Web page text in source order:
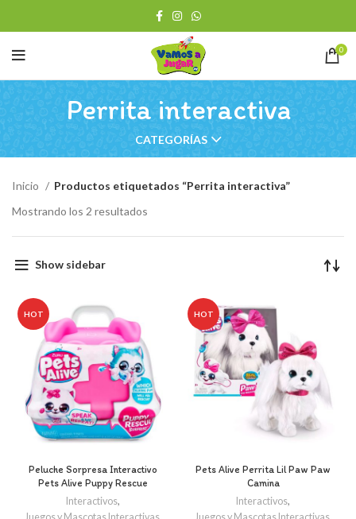
0
Perrita interactiva
CATEGORÍAS
Inicio
Productos etiquetados “Perrita interactiva”
Mostrando los 2 resultados
Show sidebar
HOT
Peluche Sorpresa Interactivo
Pets Alive Puppy Rescue
Interactivos,
HOT
Pets Alive Perrita Lil Paw Paw
Camina
Interactivos,